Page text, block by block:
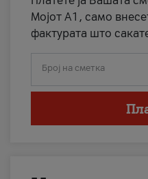
Мојот А1, само
фактурата што
Број на сметка